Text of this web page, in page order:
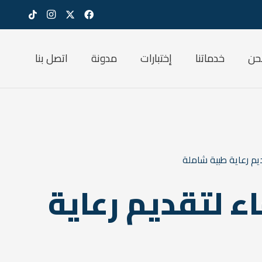
خدماتنا إختبارات مدونة اتصل بنا
رعاية طبية شاملة
لتقديم رعاية